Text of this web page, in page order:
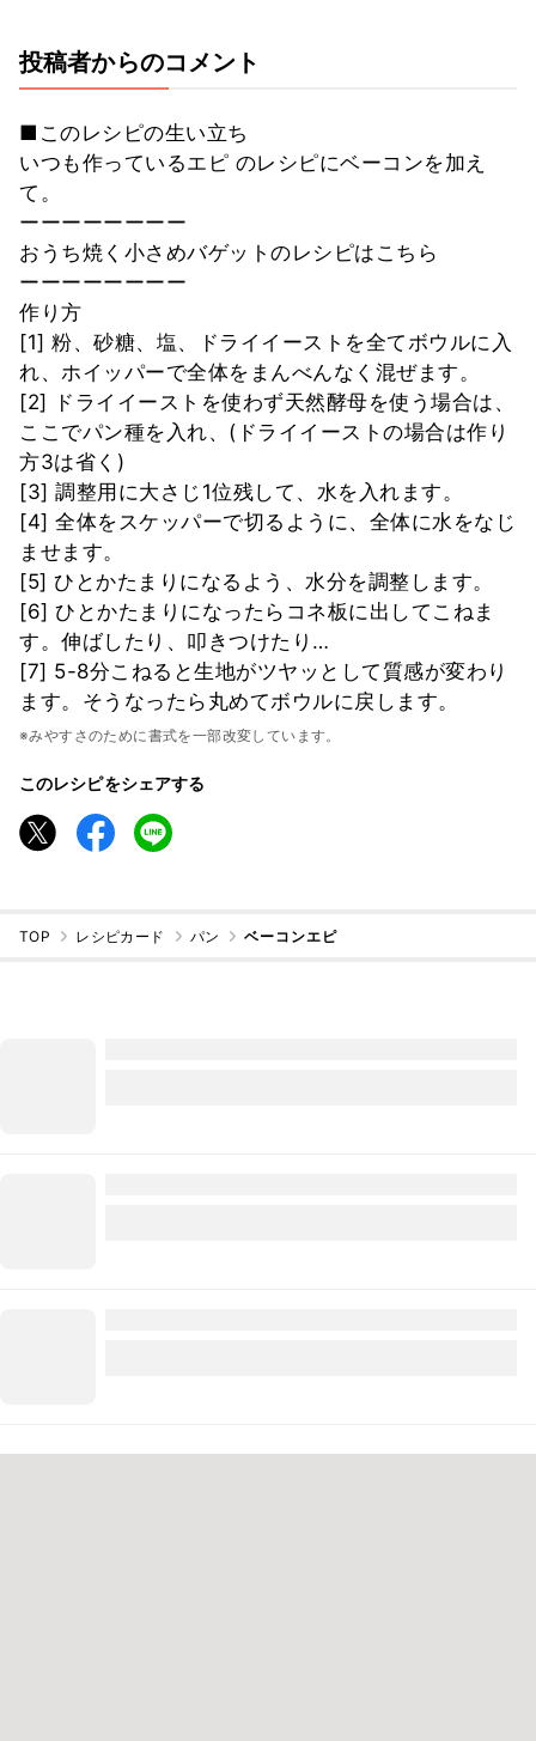
投稿者からのコメント
■このレシピの生い立ち
いつも作っているエピ のレシピにベーコンを加え
て。
ーーーーーーーー
おうち焼く小さめバゲットのレシピはこちら
ーーーーーーーー
作り方
[1] 粉、砂糖、塩、ドライイーストを全てボウルに入
れ、ホイッパーで全体をまんべんなく混ぜます。
[2] ドライイーストを使わず天然酵母を使う場合は、
ここでパン種を入れ、(ドライイーストの場合は作り
方3は省く)
[3] 調整用に大さじ1位残して、水を入れます。
[4] 全体をスケッパーで切るように、全体に水をなじ
ませます。
[5] ひとかたまりになるよう、水分を調整します。
[6] ひとかたまりになったらコネ板に出してこねま
す。伸ばしたり、叩きつけたり…
[7] 5-8分こねると生地がツヤッとして質感が変わり
ます。そうなったら丸めてボウルに戻します。
※みやすさのために書式を一部改変しています。
このレシピをシェアする
TOP レシピカード パン ベーコンエピ